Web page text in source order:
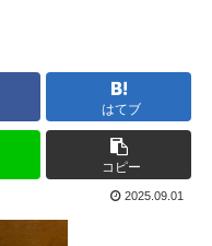
はてブ
コピー
2025.09.01